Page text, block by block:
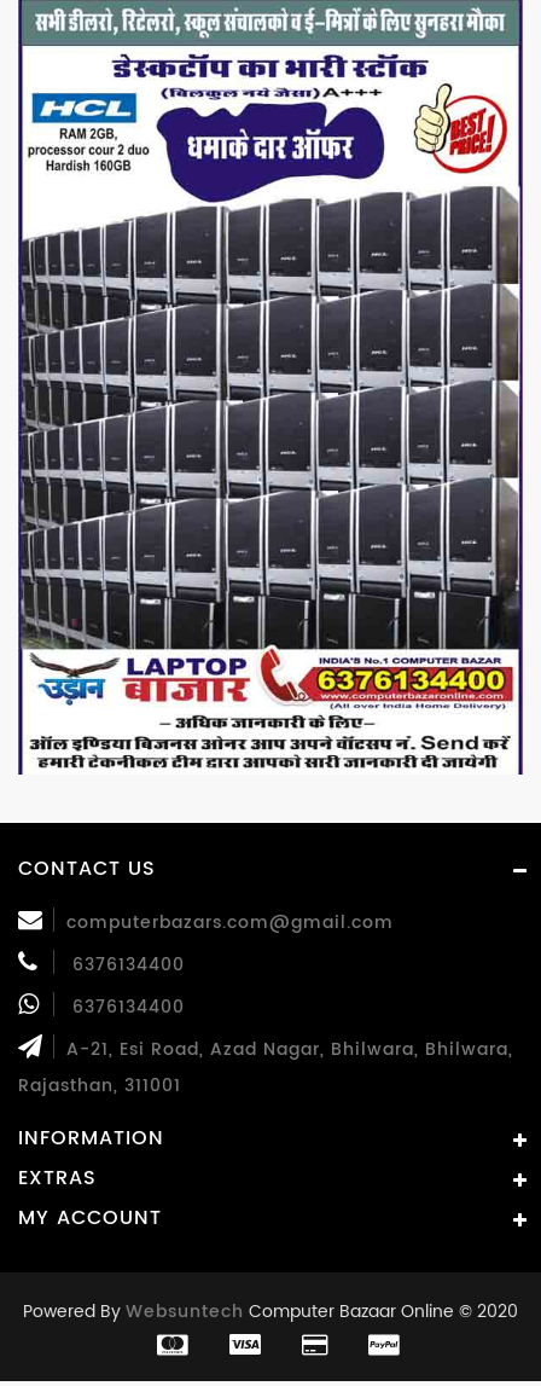
CONTACT US
computerbazars.com@gmail.com
6376134400
6376134400
A-21, Esi Road, Azad Nagar, Bhilwara, Bhilwara,
Rajasthan, 311001
INFORMATION
EXTRAS
MY ACCOUNT
Powered ByWebsuntech Computer Bazaar Online © 2020